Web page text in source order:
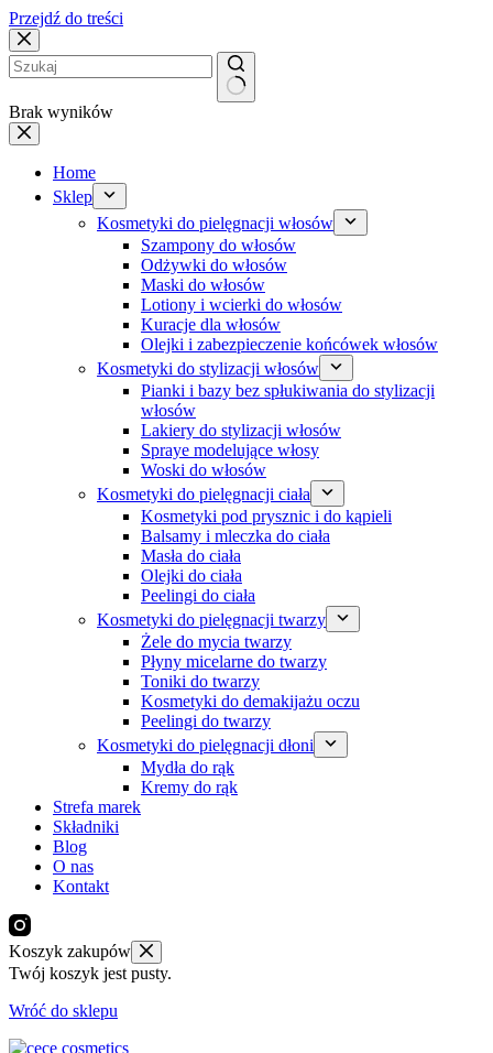
Przejdź do treści
Brak wyników
Home
Sklep
Kosmetyki do pielęgnacji włosów
Szampony do włosów
Odżywki do włosów
Maski do włosów
Lotiony i wcierki do włosów
Kuracje dla włosów
Olejki i zabezpieczenie końcówek włosów
Kosmetyki do stylizacji włosów
Pianki i bazy bez spłukiwania do stylizacji
włosów
Lakiery do stylizacji włosów
Spraye modelujące włosy
Woski do włosów
Kosmetyki do pielęgnacji ciała
Kosmetyki pod prysznic i do kąpieli
Balsamy i mleczka do ciała
Masła do ciała
Olejki do ciała
Peelingi do ciała
Kosmetyki do pielęgnacji twarzy
Żele do mycia twarzy
Płyny micelarne do twarzy
Toniki do twarzy
Kosmetyki do demakijażu oczu
Peelingi do twarzy
Kosmetyki do pielęgnacji dłoni
Mydła do rąk
Kremy do rąk
Strefa marek
Składniki
Blog
O nas
Kontakt
Koszyk zakupów
Twój koszyk jest pusty.
Wróć do sklepu